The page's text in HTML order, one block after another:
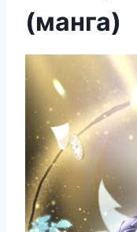
(манга)